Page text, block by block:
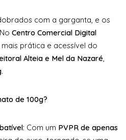
com a garganta, e os
Centro Comercial Digital
prática e acessível do
Alteia e Mel da Nazaré
.
de 100g?
Com um PVPR de apenas